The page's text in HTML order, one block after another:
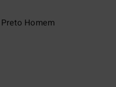
Homem